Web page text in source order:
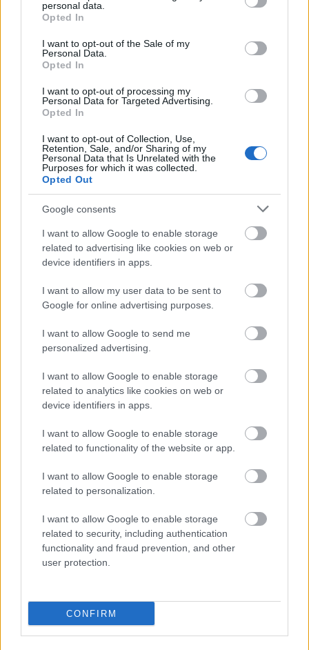
grant or deny consent to Google and its third-party tags to
use your data for below specified purposes in below Google
consent section.
personal data.
Opted In
I want to opt-out of the Sale of my
Personal Data.
Opted In
I want to opt-out of processing my
Personal Data for Targeted Advertising.
Opted In
I want to opt-out of Collection, Use,
Retention, Sale, and/or Sharing of my
Personal Data that Is Unrelated with the
Purposes for which it was collected.
Opted Out
Google consents
I want to allow Google to enable storage
related to advertising like cookies on web or
device identifiers in apps.
I want to allow my user data to be sent to
Google for online advertising purposes.
I want to allow Google to send me
personalized advertising.
I want to allow Google to enable storage
related to analytics like cookies on web or
device identifiers in apps.
I want to allow Google to enable storage
related to functionality of the website or app.
I want to allow Google to enable storage
related to personalization.
I want to allow Google to enable storage
related to security, including authentication
functionality and fraud prevention, and other
user protection.
CONFIRM
Arany János sírja a Kerepesi temetőben napjainkban,
fotó: Bozzai Attila
„Az eredetileg 11 tölgyből álló facsoport [a
Margitszigeten] napjainkra nyolcra
csökkent – a 20 méteres magasságot is
meghaladó, s átlagosan 2,5 méter
törzskerületű fákat ma 170–180 évesre
becsülik. […] a Nemzeti Sírkertben
(Kerepesi temető) – ha alaposan megkésve
is, de az 1960-as évek elején a margitszigeti
tölgyfákról vegetatív szaporítással nyert
tölgy békés árnya borul [Arany János sírja]
Kapocsy György: A magyarság nevezetes
fái, Helikon, Budapest, 2009. 98. o. –